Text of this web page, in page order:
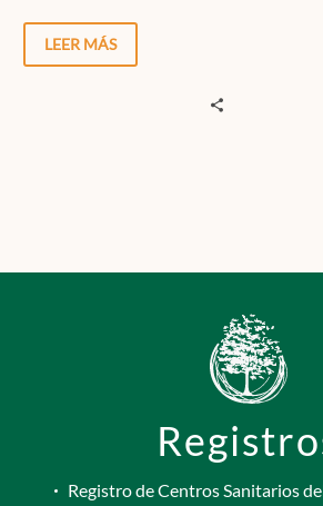
determinadas
situaciones…
LEER MÁS
Registro de Centros Sanitarios